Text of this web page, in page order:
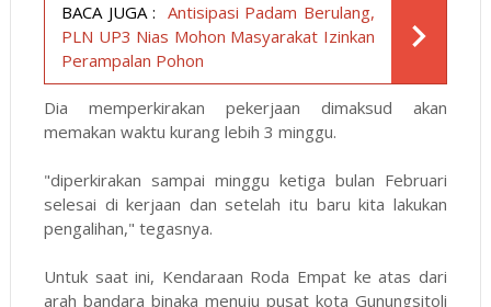
BACA JUGA : Antisipasi Padam Berulang,
PLN UP3 Nias Mohon Masyarakat Izinkan
Perampalan Pohon
Dia memperkirakan pekerjaan dimaksud akan
memakan waktu kurang lebih 3 minggu.
"diperkirakan sampai minggu ketiga bulan Februari
selesai di kerjaan dan setelah itu baru kita lakukan
pengalihan," tegasnya.
Untuk saat ini, Kendaraan Roda Empat ke atas dari
arah bandara binaka menuju pusat kota Gunungsitoli